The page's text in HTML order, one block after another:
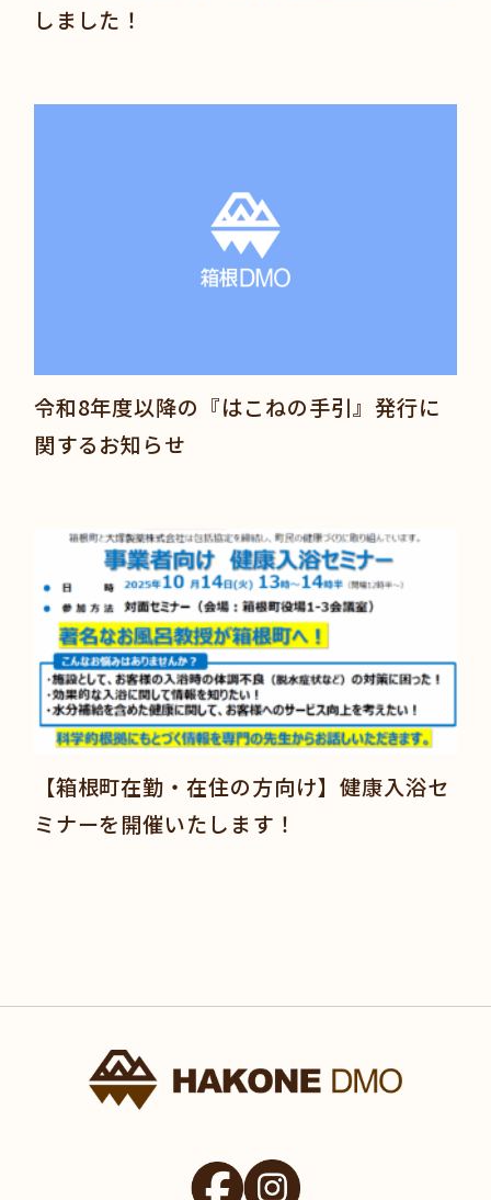
しました！
令和8年度以降の『はこねの手引』発行に
関するお知らせ
【箱根町在勤・在住の方向け】健康入浴セ
ミナーを開催いたします！